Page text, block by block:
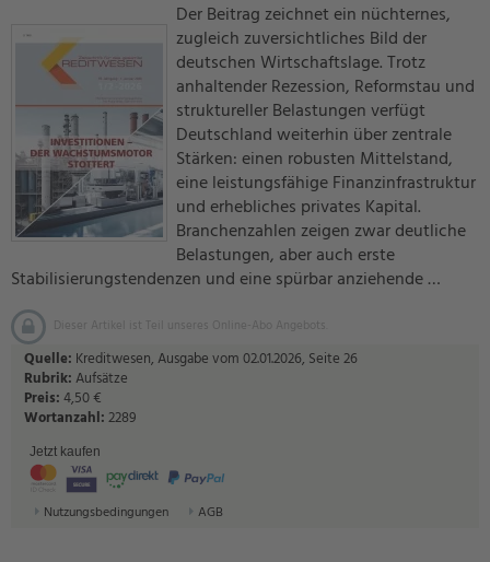
Der Beitrag zeichnet ein nüchternes,
zugleich zuversichtliches Bild der
deutschen Wirtschaftslage. Trotz
anhaltender Rezession, Reformstau und
struktureller Belastungen verfügt
Deutschland weiterhin über zentrale
Stärken: einen robusten Mittelstand,
eine leistungsfähige Finanzinfrastruktur
und erhebliches privates Kapital.
Branchenzahlen zeigen zwar deutliche
Belastungen, aber auch erste
Stabilisierungstendenzen und eine spürbar anziehende …
Dieser Artikel ist Teil unseres Online-Abo Angebots.
Quelle: Kreditwesen, Ausgabe vom 02.01.2026, Seite 26
Rubrik:Aufsätze
Preis:4,50 €
Wortanzahl:2289
Jetzt kaufen
Nutzungsbedingungen AGB